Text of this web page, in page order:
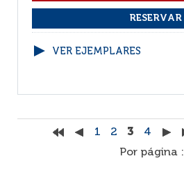
VER EJEMPLARES
1 2 3 4
Por página :